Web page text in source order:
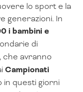
lo sport e la
generazioni. In
i bambini e
di
, che avranno
Campionati
in questi giorni